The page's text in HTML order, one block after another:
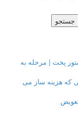
پخت | مرحله به
که هزینه ساز می